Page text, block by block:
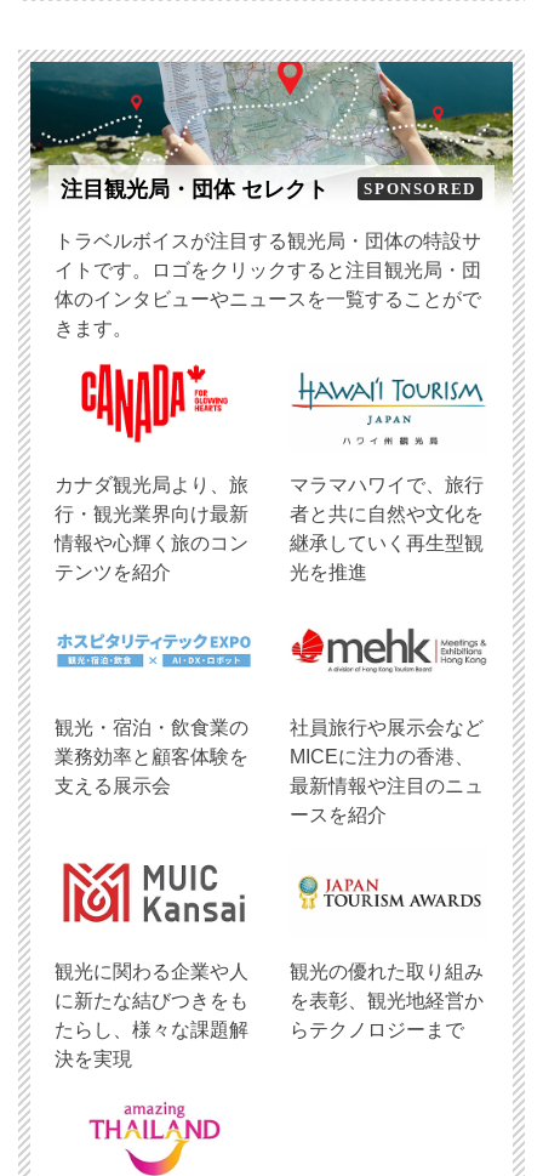
注目観光局・団体 セレクト SPONSORED
トラベルボイスが注目する観光局・団体の特設サ
イトです。ロゴをクリックすると注目観光局・団
体のインタビューやニュースを一覧することがで
きます。
​カナダ観光局より、旅
行・観光業界向け最新
情報や心輝く旅のコン
テンツを紹介
マラマハワイで、旅行
者と共に自然や文化を
継承していく再生型観
光を推進
観光・宿泊・飲食業の
業務効率と顧客体験を
支える展示会
社員旅行や展示会など
MICEに注力の香港、
最新情報や注目のニュ
ースを紹介
観光に関わる企業や人
に新たな結びつきをも
たらし、様々な課題解
決を実現
観光の優れた取り組み
を表彰、観光地経営か
らテクノロジーまで